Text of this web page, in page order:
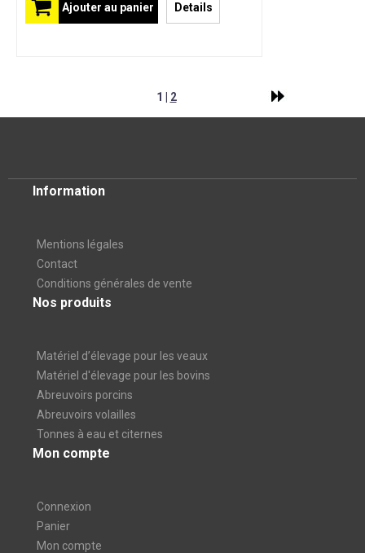
Ajouter au panier Details
1 | 2
Information
Mentions légales
Contact
Conditions générales de vente
Nos produits
Matériel d’élevage pour les veaux
Matériel d'élevage pour les bovins
Abreuvoirs porcins
Abreuvoirs volailles
Tonnes à eau et citernes
Mon compte
Connexion
Panier
Mon compte